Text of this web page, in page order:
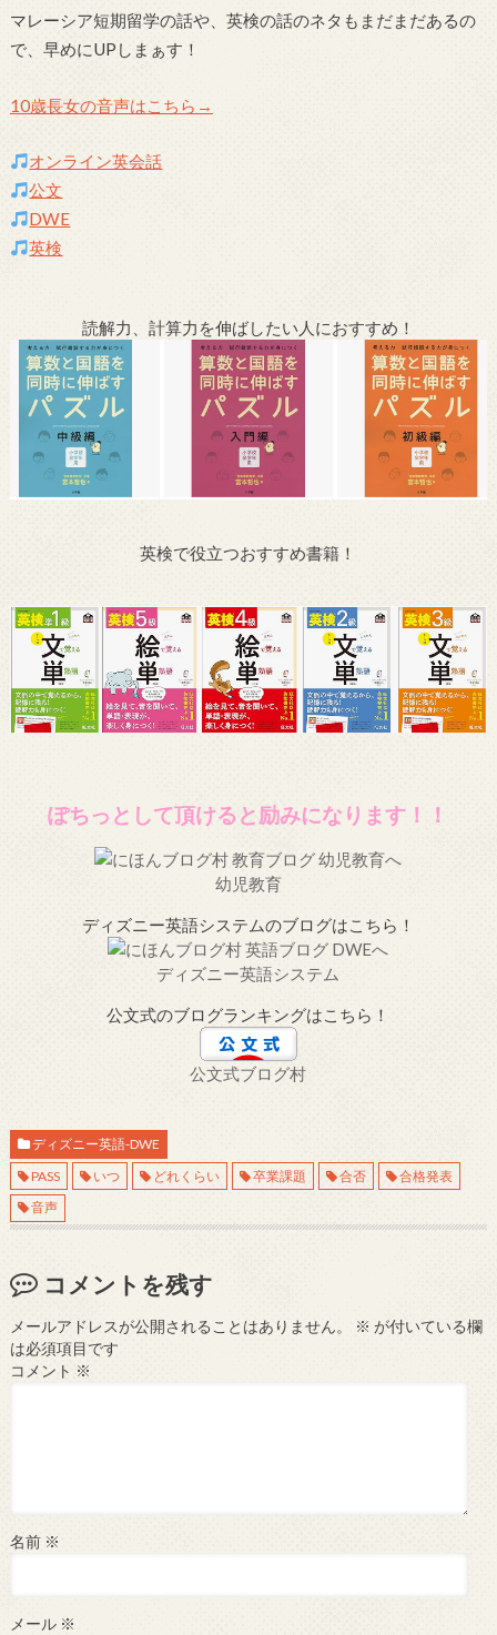
マレーシア短期留学の話や、英検の話のネタもまだまだあるの
で、早めにUPしまぁす！
10歳長女の音声はこちら→
オンライン英会話
公文
DWE
英検
読解力、計算力を伸ばしたい人におすすめ！
英検で役立つおすすめ書籍！
ぽちっとして頂けると励みになります！！
幼児教育
ディズニー英語システムのブログはこちら！
ディズニー英語システム
公文式のブログランキングはこちら！
公文式ブログ村
ディズニー英語-DWE
PASS
いつ どれくらい 卒業課題 合否
合格発表
音声
コメントを残す
メールアドレスが公開されることはありません。 ※ が付いている欄
は必須項目です
コメント ※
名前 ※
メール ※